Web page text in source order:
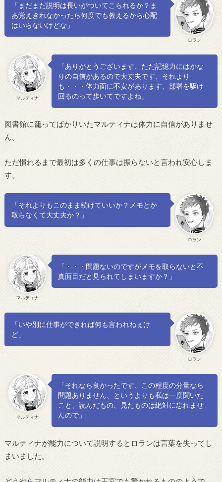
ロラン
「まだまだ説明は長いがついてこられるか？ま
あ覚えきれなかったら何度でも教えるから心配
はいらないけどな」
マルティナ
「ありがとうございます、ただ記憶力にはかな
りの自信があるので大丈夫です、それより
も・・・体力面に不安があります、部署を駆け
回るのって歩いてですよね」
図書館に籠ってばかりいたマルティナは体力に自信がありませ
ん。
ただ慣れるまで最初は多くの仕事は振らないと言われ安心しま
す。
ロラン
「それよりもこのまま続けていいか？メモとか
取らなくて大丈夫か？」
マルティナ
「・・・問題ないのですがメモを取らないと不
真面目だと見られてしまいますか？」
ロラン
「いや別に仕事ができれば何も言われねぇけ
ど」
マルティナ
「それなら良かったです、この程度の分量なら
問題ありません、というよりも私は一度聞いた
こと、読んだもの、見たものは絶対に忘れませ
んので」
マルティナが能力について説明するとロランは言葉を失ってし
まいました。